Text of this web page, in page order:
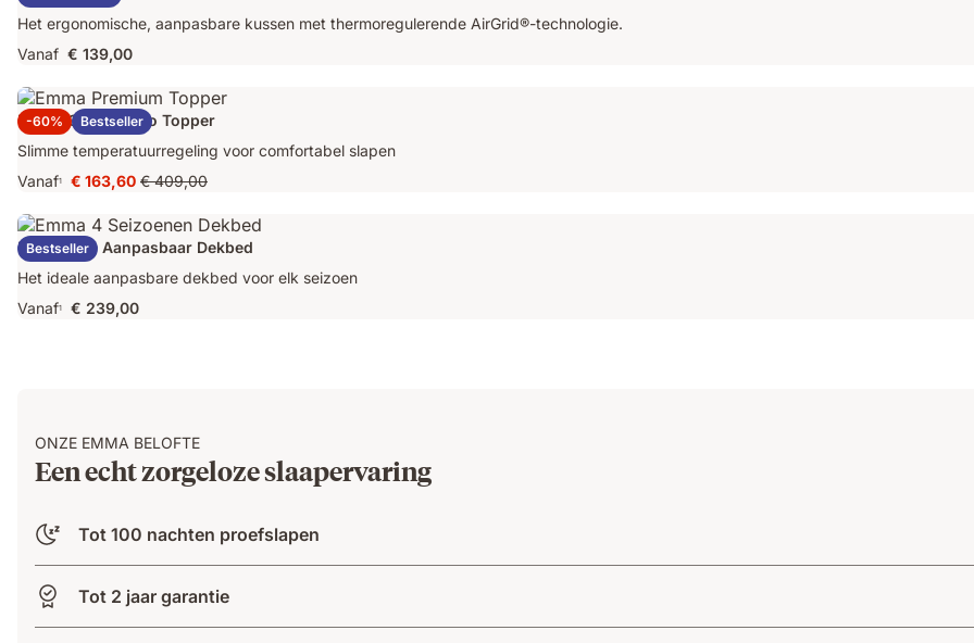
Het ergonomische, aanpasbare kussen met thermoregulerende AirGrid®-technologie.
Vanaf € 139,00
-60% Bestseller
Emma Original Pro Topper
Slimme temperatuurregeling voor comfortabel slapen
Vanaf1
Prijs
€ 163,60 Oorspronkelijke
€ 409,00
€ 409,00
Bestseller
Emma Duo Aanpasbaar Dekbed
Het ideale aanpasbare dekbed voor elk seizoen
Vanaf1 € 239,00
ONZE EMMA BELOFTE
Een echt zorgeloze slaapervaring
Tot 100 nachten proefslapen
Tot 2 jaar garantie